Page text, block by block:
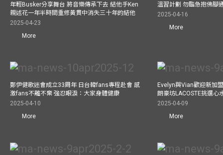
年輕Busker分享舞台 將音樂傳承下去 結他手Ken
親述花一年半時間重修黃貫中消失三十年的結他
2025-04-23
More
溫習計劃 勿臨急抱佛腳
2025-04-16
More
鄭伊健歌迷會成立33周年 日台韓fans專程赴會 感
激fans不離不棄 強忍眼淚：大家身體健康
2025-04-10
More
Evelyn與Vian歡迎新加
朗豪坊LACOSTE挑選心
2025-04-09
More